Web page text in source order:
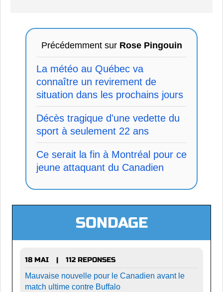
Précédemment sur Rose Pingouin
La météo au Québec va
connaître un revirement de
situation dans les prochains jours
Décès tragique d'une vedette du
sport à seulement 22 ans
Ce serait la fin à Montréal pour ce
jeune attaquant du Canadien
SONDAGE
18 MAI |
112 REPONSES
Mauvaise nouvelle pour le Canadien avant le
match ultime contre Buffalo